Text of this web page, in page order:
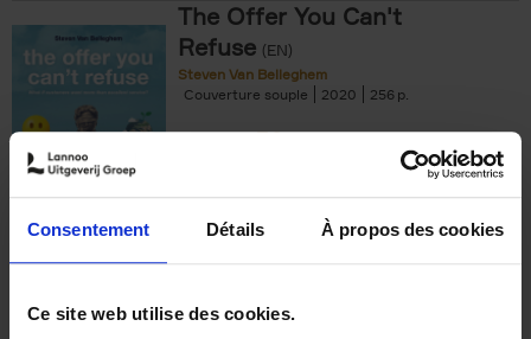
Consentement Détails À propos des cookies
Ce site web utilise des cookies.
The Offer You Can't
Refuse (EN)
Steven Van Belleghem
Couverture souple
2020 256
€37,50